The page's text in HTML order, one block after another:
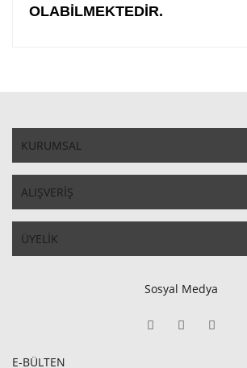
OLABİLMEKTEDİR.
KURUMSAL
ALIŞVERİŞ
ÜYELİK
Sosyal Medya
E-BÜLTEN